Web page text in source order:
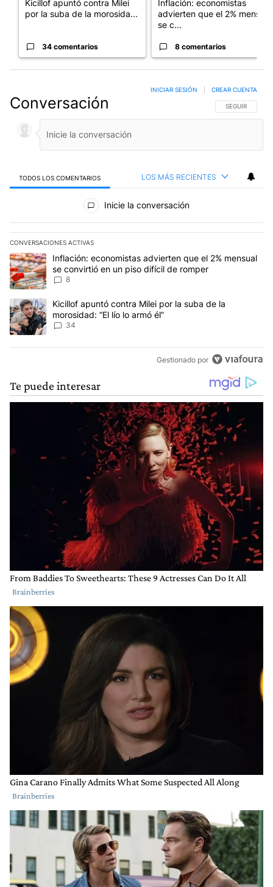
Kicillof apuntó contra Milei
por la suba de la morosida...
34 comentarios
Inflación: economistas
advierten que el 2% mensual
se c...
8 comentarios
Conversación SIGA ESTA
SEGUIR
INICIAR SESIÓN CREAR CUENTA
TODOS LOS COMENTARIOS LOS MÁS RECIENTES
Todos los comentarios
Inicie la conversación
CONVERSACIONES ACTIVAS
Este listado muestra los artículos con más comentarios en los
Un artículo de tendencia con el título "Inflación: economistas
Inflación: economistas advierten que el 2% mensual
se convirtió en un piso difícil de romper
8
Un artículo de tendencia con el título "Kicillof apuntó contra Milei
Kicillof apuntó contra Milei por la suba de la
morosidad: “El lío lo armó él”
34
Gestionado por